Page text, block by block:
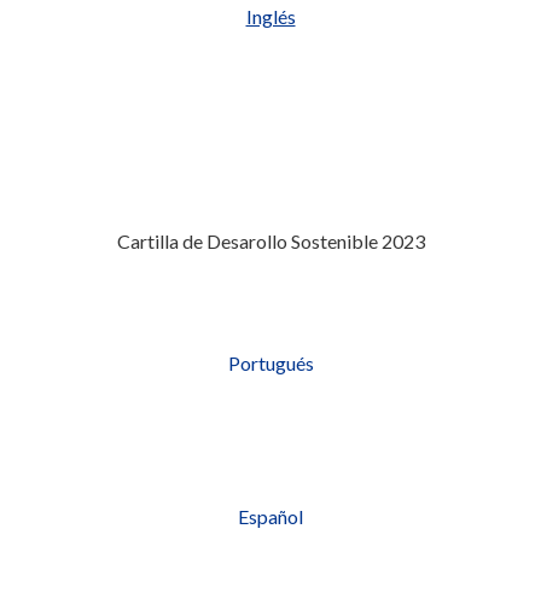
Inglés
Cartilla de Desarollo Sostenible 2023
Portugués
Español